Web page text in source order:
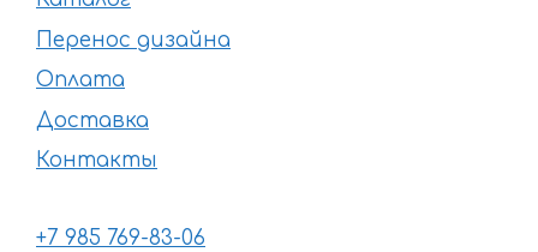
Перенос дизайна
Оплата
Доставка
Контакты
+7 985 769-83-06